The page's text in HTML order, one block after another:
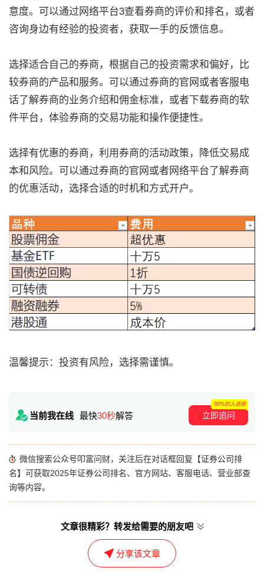
意度。可以通过网络平台3查看券商的评价和排名，或者
咨询身边有经验的投资者，获取一手的反馈信息。
选择适合自己的券商，根据自己的投资需求和偏好，比
较券商的产品和服务。可以通过券商的官网或者客服电
话了解券商的业务介绍和佣金标准，或者下载券商的软
件平台，体验券商的交易功能和操作便捷性。
选择有优惠的券商，利用券商的活动政策，降低交易成
本和风险。可以通过券商的官网或者网络平台了解券商
的优惠活动，选择合适的时机和方式开户。
温馨提示：投资有风险，选择需谨慎。
当前我在线 最快30秒解答 立即追问
99%的人选择
微信搜索公众号叩富问财，关注后在对话框回复【证券公司排
名】可获取2025年证券公司排名、官方网站、客服电话、营业部查
询等内容。
文章很精彩？转发给需要的朋友吧
分享该文章